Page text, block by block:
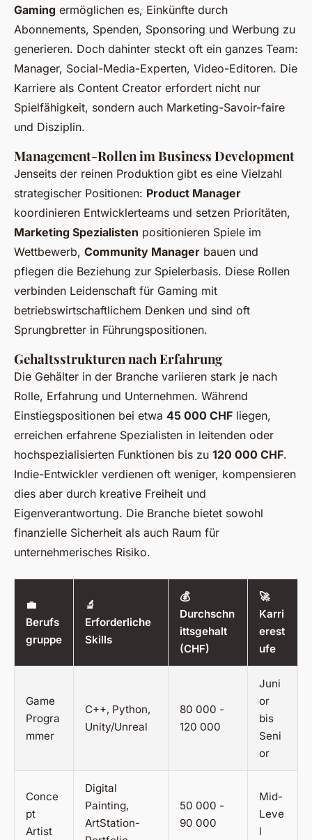
Gaming ermöglichen es, Einkünfte durch
Abonnements, Spenden, Sponsoring und Werbung zu
generieren. Doch dahinter steckt oft ein ganzes Team:
Manager, Social-Media-Experten, Video-Editoren. Die
Karriere als Content Creator erfordert nicht nur
Spielfähigkeit, sondern auch Marketing-Savoir-faire
und Disziplin.
Management-Rollen im Business Development
Jenseits der reinen Produktion gibt es eine Vielzahl
strategischer Positionen: Product Manager
koordinieren Entwicklerteams und setzen Prioritäten,
Marketing Spezialisten positionieren Spiele im
Wettbewerb, Community Manager bauen und
pflegen die Beziehung zur Spielerbasis. Diese Rollen
verbinden Leidenschaft für Gaming mit
betriebswirtschaftlichem Denken und sind oft
Sprungbretter in Führungspositionen.
Gehaltsstrukturen nach Erfahrung
Die Gehälter in der Branche variieren stark je nach
Rolle, Erfahrung und Unternehmen. Während
Einstiegspositionen bei etwa 45 000 CHF liegen,
erreichen erfahrene Spezialisten in leitenden oder
hochspezialisierten Funktionen bis zu 120 000 CHF.
Indie-Entwickler verdienen oft weniger, kompensieren
dies aber durch kreative Freiheit und
Eigenverantwortung. Die Branche bietet sowohl
finanzielle Sicherheit als auch Raum für
unternehmerisches Risiko.
💼
Berufs
gruppe
🔬
Erforderliche
Skills
💰
Durchschn
ittsgehalt
(CHF)
🚀
Karri
erest
ufe
Game
Progra
mmer
C++, Python,
Unity/Unreal
80 000 -
120 000
Juni
or
bis
Seni
or
Conce
pt
Artist
Digital
Painting,
ArtStation-
50 000 -
90 000
Mid-
Leve
l